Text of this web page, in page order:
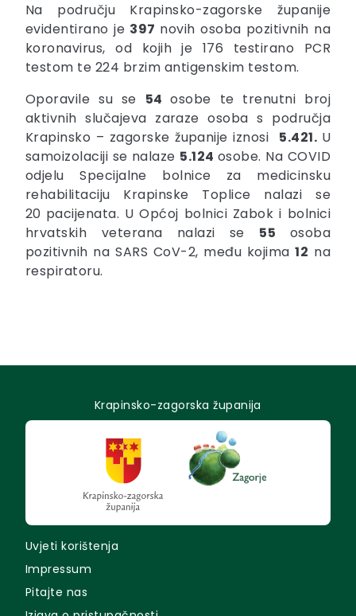
Na području Krapinsko-zagorske županije
evidentirano je 397 novih osoba pozitivnih na
koronavirus, od kojih je 176 testirano PCR
testom te 224 brzim antigenskim testom.
Oporavile su se 54osobe te trenutni broj
aktivnih slučajeva zaraze osoba s područja
Krapinsko – zagorske županije iznosi 5.421. U
samoizolaciji se nalaze 5.124 osobe. Na COVID
odjelu Specijalne bolnice za medicinsku
rehabilitaciju Krapinske Toplice nalazi se
20 pacijenata. U Općoj bolnici Zabok i bolnici
hrvatskih veterana nalazi se 55 osoba
pozitivnih na SARS CoV-2, među kojima12 na
respiratoru.
Krapinsko-zagorska županija
Uvjeti korištenja
Impressum
Pitajte nas